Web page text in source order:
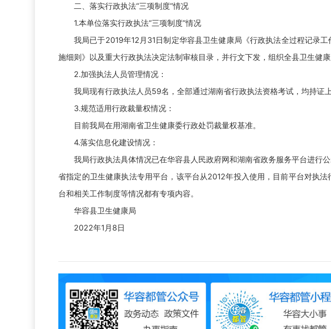
二、落实行政执法“三项制度”情况
1.本单位落实行政执法“三项制度”情况
我局已于2019年12月31日制定华容县卫生健康局《行政执法全过程记录
施细则》以及重大行政执法决定法制审核目录，并行文下发，组织全县卫生健
2.加强执法人员管理情况：
我局现有行政执法人员59名，全部通过湖南省行政执法资格考试，均持证
3.规范适用行政裁量权情况：
目前我局在用湖南省卫生健康委行政处罚裁量权基准。
4.落实信息化建设情况：
我局行政执法具体情况已在华容县人民政府网和湖南省政务服务平台进行
省指定的卫生健康执法专用平台，该平台从2012年投入使用，目前平台对执
台和相关工作制度等情况都有专项内容。
华容县卫生健康局
2022年1月8日